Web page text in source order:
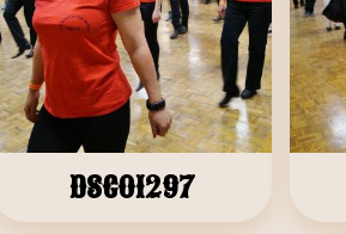
DSC01297